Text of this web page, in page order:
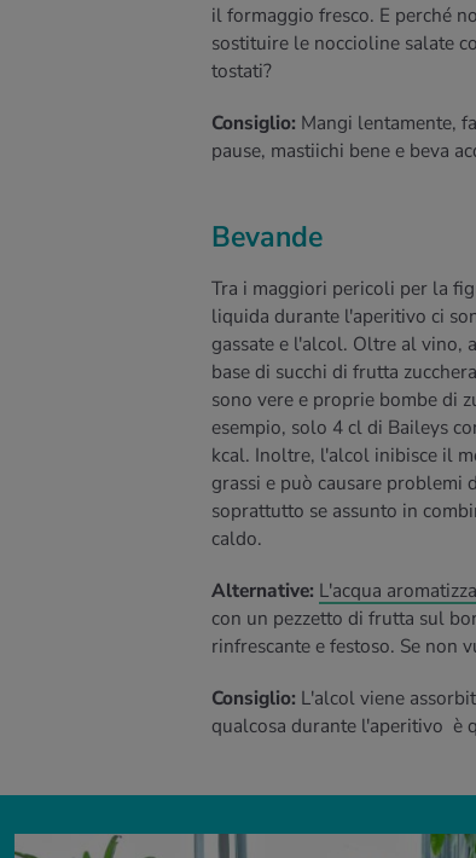
il formaggio fresco. E perché
sostituire le noccioline salate
tostati?
Consiglio: Mangi lentamente,
pause, mastiichi bene e beva
Bevande
Tra i maggiori pericoli per la
liquida durante l'aperitivo ci
gassate e l'alcol. Oltre al vino,
base di succhi di frutta
sono vere e proprie bombe di
esempio, solo 4 cl di Baileys
kcal. Inoltre, l'alcol inibisce il
grassi e può causare problemi
soprattutto se assunto in
caldo.
Alternative: L'acqua
con un pezzetto di frutta sul
rinfrescante e festoso. Se non
Consiglio: L'alcol viene
qualcosa durante l'aperitivo è